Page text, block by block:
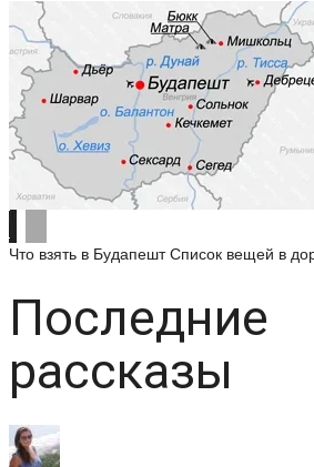
Что взять в Будапешт Список вещей в
Последние
рассказы